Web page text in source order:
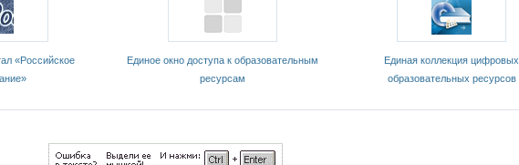
«Российское
Единое окно доступа к образовательным
ресурсам
Единая коллекция цифровых
образовательных ресурсов